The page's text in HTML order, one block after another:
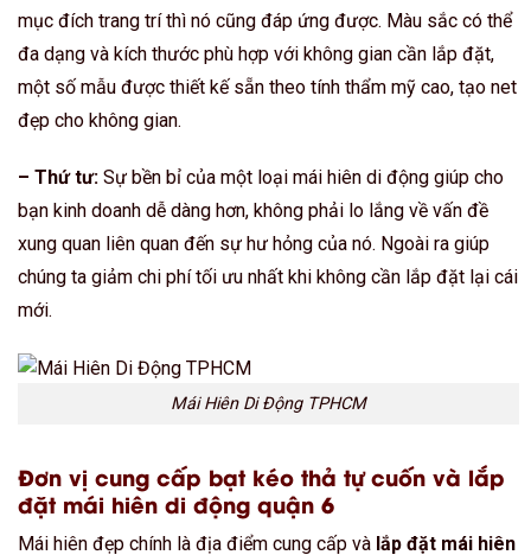
mục đích trang trí thì nó cũng đáp ứng được. Màu sắc có thể
đa dạng và kích thước phù hợp với không gian cần lắp đặt,
một số mẫu được thiết kế sẵn theo tính thẩm mỹ cao, tạo net
đẹp cho không gian.
– Thứ tư: Sự bền bỉ của một loại mái hiên di động giúp cho
bạn kinh doanh dễ dàng hơn, không phải lo lắng về vấn đề
xung quan liên quan đến sự hư hỏng của nó. Ngoài ra giúp
chúng ta giảm chi phí tối ưu nhất khi không cần lắp đặt lại cái
mới.
Mái Hiên Di Động TPHCM
Đơn vị cung cấp bạt kéo thả tự cuốn và lắp
đặt mái hiên di động quận 6
Mái hiên đẹp chính là địa điểm cung cấp và lắp đặt mái hiên